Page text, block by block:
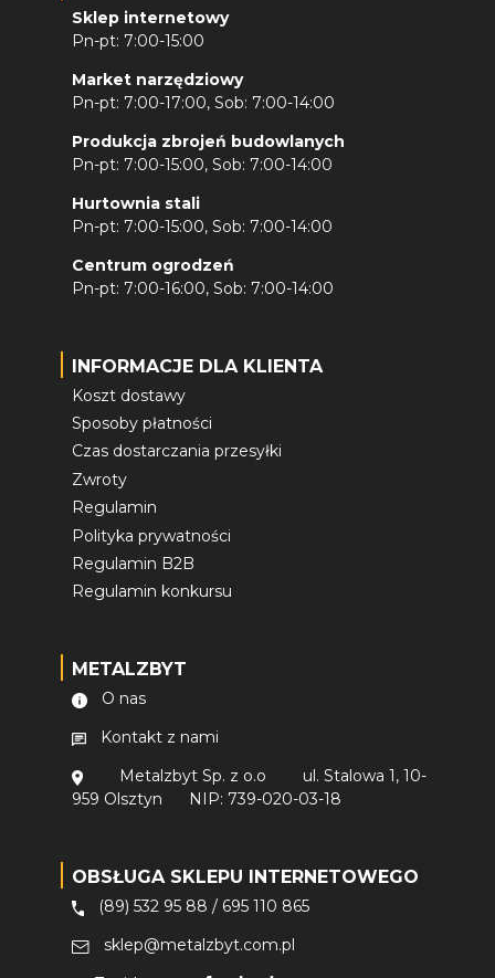
Sklep internetowy
Pn-pt: 7:00-15:00
Market narzędziowy
Pn-pt: 7:00-17:00, Sob: 7:00-14:00
Produkcja zbrojeń budowlanych
Pn-pt: 7:00-15:00, Sob: 7:00-14:00
Hurtownia stali
Pn-pt: 7:00-15:00, Sob: 7:00-14:00
Centrum ogrodzeń
Pn-pt: 7:00-16:00, Sob: 7:00-14:00
INFORMACJE DLA KLIENTA
Koszt dostawy
Sposoby płatności
Czas dostarczania przesyłki
Zwroty
Regulamin
Polityka prywatności
Regulamin B2B
Regulamin konkursu
METALZBYT
O nas
Kontakt z nami
Metalzbyt Sp. z o.o
ul. Stalowa 1, 10-
959 Olsztyn
NIP: 739-020-03-18
OBSŁUGA SKLEPU INTERNETOWEGO
(89) 532 95 88 / 695 110 865
sklep@metalzbyt.com.pl